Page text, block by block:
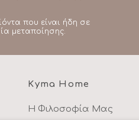
που είναι ήδη σε
μεταποίησης.
Kyma Home
Η Φιλοσοφία Μας